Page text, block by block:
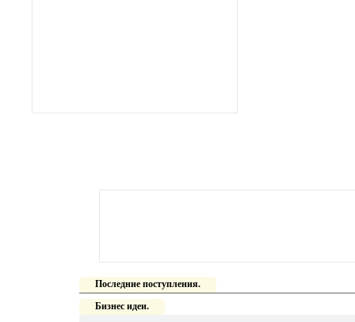
Последние поступления.
Бизнес идеи.